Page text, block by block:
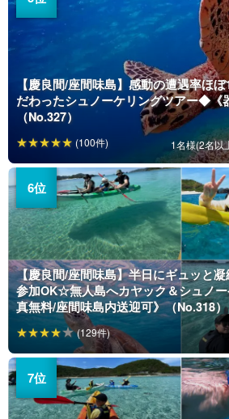
【慶良間/座間味島】感動の遭遇率ほ
だわったシュノーケリングツアー◆《
（No.327）
1名様(2名以
(100件)
【慶良間/座間味島】半日にギュッと
参加OK☆無人島へカヤック＆シュノ
真無料/座間味島内送迎可》（No.318）
(129件)